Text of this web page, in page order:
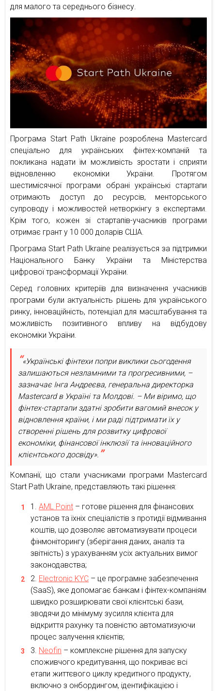
для малого та середнього бізнесу.
Програма Start Path Ukraine розроблена Mastercard
спеціально для українських фінтех-компаній та
покликана надати їм можливість зростати і сприяти
відновленню економіки України. Протягом
шестимісячної програми обрані українські стартапи
отримають доступ до ресурсів, менторського
супроводу і можливостей нетворкінгу з експертами.
Крім того, кожен зі стартапів-учасників програми
отримає грант у 10 000 доларів США.
Програма Start Path Ukraine реалізується за підтримки
Національного Банку України та Міністерства
цифрової трансформації України.
Серед головних критеріїв для визначення учасників
програми були актуальність рішень для українського
ринку, інноваційність, потенціал для масштабування та
можливість позитивного впливу на відбудову
економіки України.
«Українські фінтехи попри виклики сьогодення
залишаються незламними та прогресивними, –
зазначає Інга Андреєва, генеральна директорка
Mastercard в Україні та Молдові. – Ми віримо, що
фінтех-стартапи здатні зробити вагомий внесок у
відновлення країни, і ми раді підтримати їх у
створенні рішень для розвитку цифрової
економіки, фінансової інклюзії та інноваційного
клієнтського досвіду».
Компанії, що стали учасниками програми Mastercard
Start Path Ukraine, представляють такі рішення:
AML Point – готове рішення для фінансових
установ та їхніх спеціалістів з протидії відмивання
коштів, що дозволяє автоматизувати процеси
фінмоніторингу (зберігання даних, аналіз та
звітність) з урахуванням усіх актуальних вимог
законодавства;
Electronic KYC – це програмне забезпечення
(SaaS), яке допомагає банкам і фінтех-компаніям
швидко розширювати свої клієнтські бази,
зводячи до мінімуму зусилля клієнта для
відкриття рахунку та повністю автоматизуючи
процес залучення клієнтів;
Neofin – комплексне рішення для запуску
споживчого кредитування, що покриває всі
етапи життєвого циклу кредитного продукту,
включно з онбордингом, ідентифікацією і